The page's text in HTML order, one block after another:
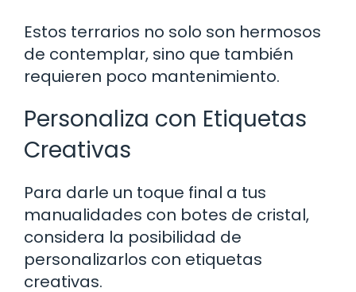
Estos terrarios no solo son hermosos
de contemplar, sino que también
requieren poco mantenimiento.
Personaliza con Etiquetas
Creativas
Para darle un toque final a tus
manualidades con botes de cristal,
considera la posibilidad de
personalizarlos con etiquetas
creativas.